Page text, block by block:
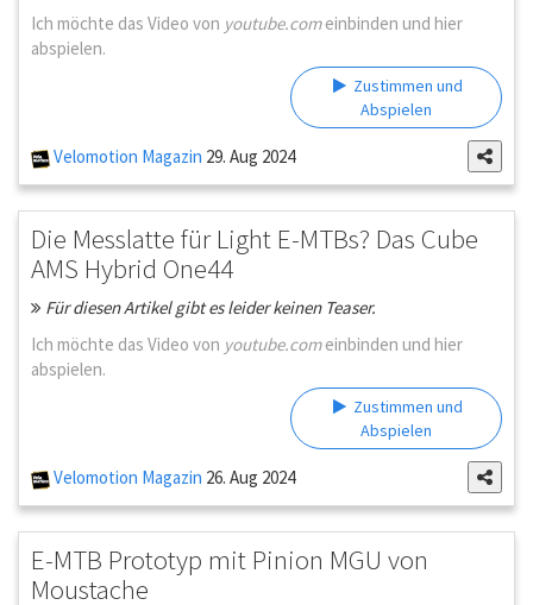
Ich möchte das Video von youtube.comeinbinden und hier
abspielen.
Zustimmen und
Abspielen
Velomotion Magazin 29. Aug 2024
Die Messlatte für Light E-MTBs? Das Cube
AMS Hybrid One44
Für diesen Artikel gibt es leider keinen Teaser.
Ich möchte das Video von youtube.comeinbinden und hier
abspielen.
Zustimmen und
Abspielen
Velomotion Magazin 26. Aug 2024
E-MTB Prototyp mit Pinion MGU von
Moustache